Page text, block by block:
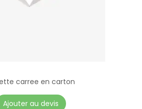
carree en carton
Ajouter au devis